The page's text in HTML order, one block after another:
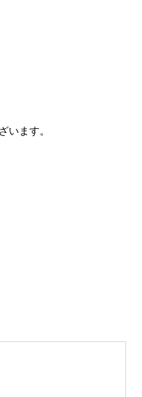
います。